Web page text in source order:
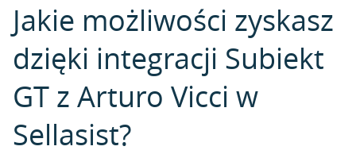
Jakie możliwości zyskasz
dzięki integracji Subiekt
GT z Arturo Vicci w
Sellasist?